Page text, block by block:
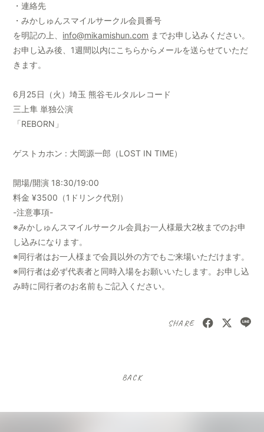
・連絡先
・みかしゅんスマイルサークル会員番号
を明記の上、 info@mikamishun.com までお申し込みください。
お申し込み後、1週間以内にこちらからメールを送らせていただ
きます。
6月25日（火）埼玉 熊谷モルタルレコード
三上隼 単独公演
「REBORN」
ゲストカホン : 大岡源一郎（LOST IN TIME）
開場/開演 18:30/19:00
料金 ¥3500（1ドリンク代別）
-注意事項-
※みかしゅんスマイルサークル会員お一人様最大2枚までのお申
し込みになります。
※同行者はお一人様まで会員以外の方でもご来場いただけます。
※同行者は必ず代表者と同時入場をお願いいたします。お申し込
み時に同行者のお名前もご記入ください。
SHARE
BACK